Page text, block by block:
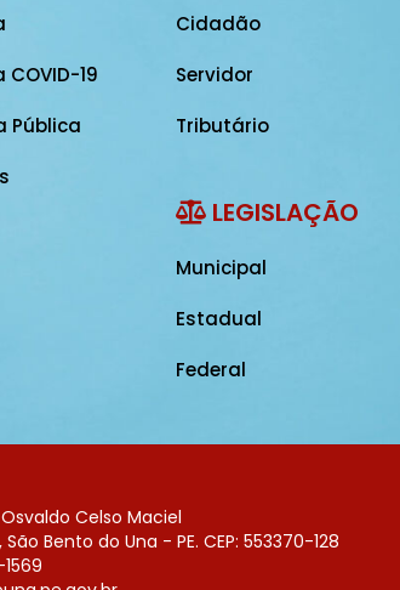
19
Pública
Cidadão
Servidor
Tributário
LEGISLAÇÃO
Municipal
Estadual
Federal
Osvaldo Celso Maciel
Bento do Una - PE. CEP: 553370-128